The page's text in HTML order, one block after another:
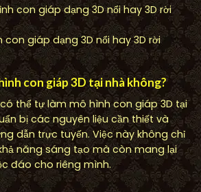
giáp dạng 3D nổi hay 3D rời
con giáp 3D tại nhà không?
thể tự làm mô hình con giáp 3D tại
bị các nguyên liệu cần thiết và
dẫn trực tuyến. Việc này không chỉ
năng sáng tạo mà còn mang lại
đáo cho riêng mình.